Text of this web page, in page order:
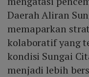
Daerah Aliran
memaparkan
kolaboratif yang
kondisi Sungai
menjadi lebih